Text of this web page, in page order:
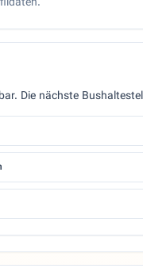
Die nächste